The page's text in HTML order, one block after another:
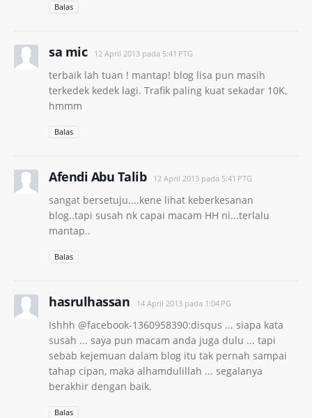
Balas
sa mic 12 April 2013 pada 5:41 PTG
terbaik lah tuan ! mantap! blog lisa pun masih
terkedek kedek lagi. Trafik paling kuat sekadar 10K,
hmmm
Balas
Afendi Abu Talib 12 April 2013 pada 5:41 PTG
sangat bersetuju....kene lihat keberkesanan
blog..tapi susah nk capai macam HH ni...terlalu
mantap..
Balas
hasrulhassan 14 April 2013 pada 1:04 PG
Ishhh @facebook-1360958390:disqus ... siapa kata
susah ... saya pun macam anda juga dulu ... tapi
sebab kejemuan dalam blog itu tak pernah sampai
tahap cipan, maka alhamdulillah ... segalanya
berakhir dengan baik.
Balas